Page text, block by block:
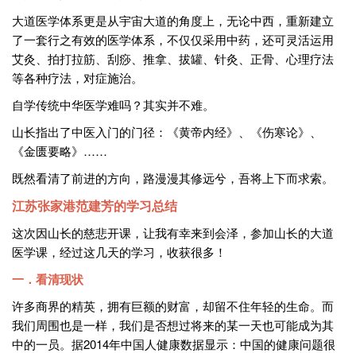
大道医学体系更是从宇宙大道的角度上，无论中西，重新建立
了一套行之有效的医学体系，不仅仅采用中药，还可灵活运用
艾灸、拍打拉筋、刮痧、推拿、拔罐、针灸、正骨、心理疗法
等各种疗法，对症施治。
自学传统中华医学难吗？其实并不难。
山长指出了中医入门的门径：《黄帝内经》、《伤寒论》、
《金匮要略》……
既然看清了前进的方向，路漫漫其修远兮，吾将上下而求索。
江苏张家港范建芳的学习总结
这次因山长的慈悲开课，让我有幸来到会泽，参加山长的大道
医学课，经过这几天的学习，收获很多！
一．看清现状
许多商界的精英，拥有巨额的财富，却留不住年轻的生命。而
我们周围也是一样，我们是否想过将来的某一天也可能成为其
中的一员。据2014年中国人健康数据显示：中国的健康问题很